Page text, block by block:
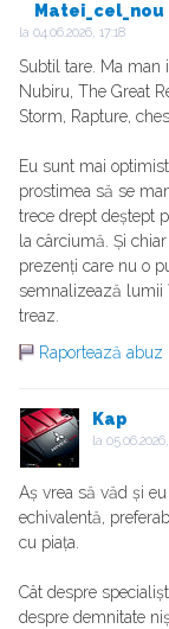
Matei_cel_nou
la 04.06.2026, 17:18
Subtil tare. Ma man
Nubiru, The Great
Storm, Rapture,
Eu sunt mai
prostimea să se
trece drept deștept
la cârciumă. Și
prezenți care nu o
semnalizează lumii
treaz.
Raportează abuz
Kap
la
Aș vrea să văd și
echivalentă,
cu piața.
Cât despre
despre demnitate